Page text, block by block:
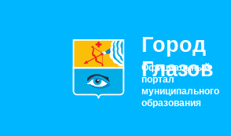
Город
Глазов
Официальный
портал
муниципального
образования